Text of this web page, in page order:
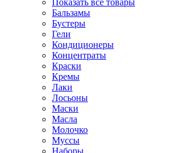
Показать все товары
Бальзамы
Бустеры
Гели
Кондиционеры
Концентраты
Краски
Кремы
Лаки
Лосьоны
Маски
Масла
Молочко
Муссы
Наборы